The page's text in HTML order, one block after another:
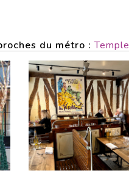
du métro :Temple